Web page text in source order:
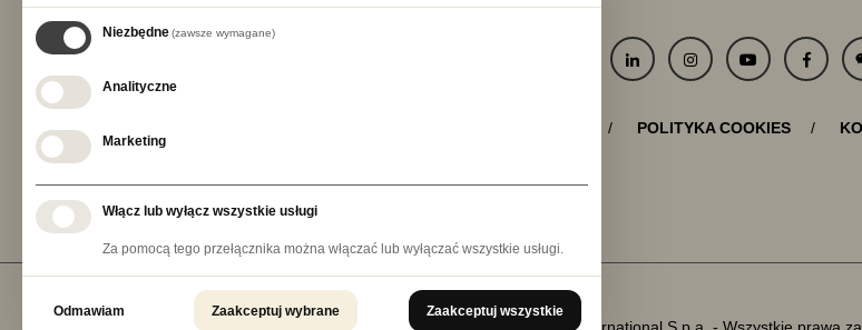
POLITYKA COOKIES
Niezbędne(zawsze wymagane)
Analityczne
Marketing
Włącz lub wyłącz wszystkie usługi
Za pomocą tego przełącznika można włączać lub wyłączać wszystkie usługi.
Odmawiam Zaakceptuj wybrane Zaakceptuj wszystkie